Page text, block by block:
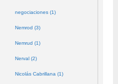
negociaciones (1)
Nemrod (3)
Nemrud (1)
Nerval (2)
Nicolás Cabrillana (1)